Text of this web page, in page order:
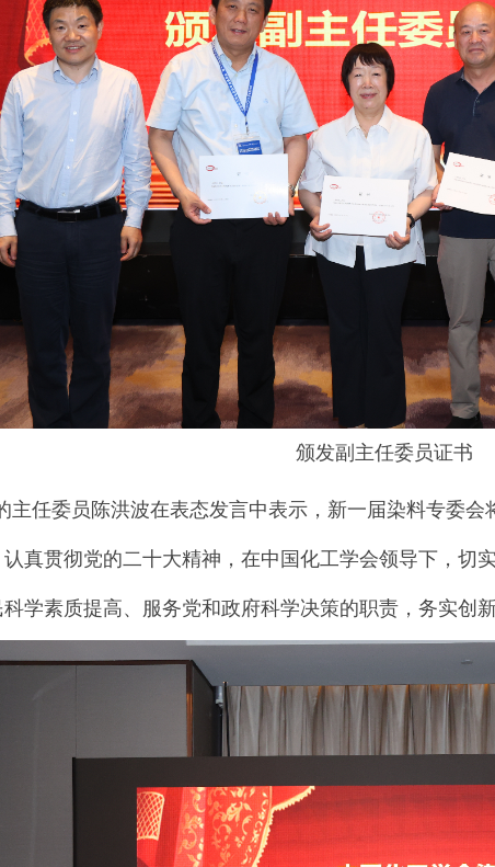
颁发副主任委员证书
主任委员 陈洪波在表态发言中表示，新一届染料专委会
真贯彻党的二十大精神， 在中国化工学会领导下 ，切
学素质提高、服务党和政府科学决策的职责，务实创